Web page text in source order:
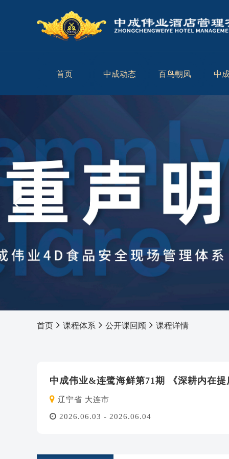
首页 中成动态 百鸟朝凤 中
首页 课程体系 公开课回顾 课程详情
中成伟业&连鹭海鲜第71期 《深耕内在
辽宁省 大连市
2026.06.03 - 2026.06.04